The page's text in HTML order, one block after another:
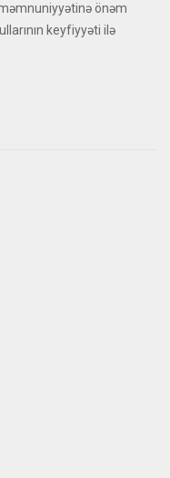
önəm
keyfiyyəti ilə